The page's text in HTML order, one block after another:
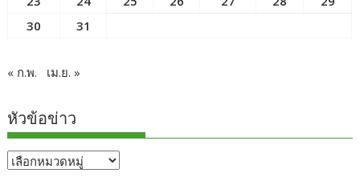
30
31
« ก.พ. เม.ย. »
หัวข้อข่าว
หัวข้อ